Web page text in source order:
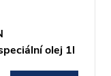
olej 1l